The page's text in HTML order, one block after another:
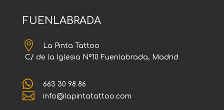
FUENLABRADA

La Pinta Tattoo
C/ de la Iglesia Nº10 Fuenlabrada, Madrid
 663 30 98 86
 info@lapintatattoo.com